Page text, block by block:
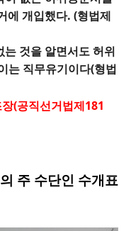
에 개입했다. (형법제
것을 알면서도 허위
는 직무유기이다(형법
(공직선거법제181
주 수단인 수개표